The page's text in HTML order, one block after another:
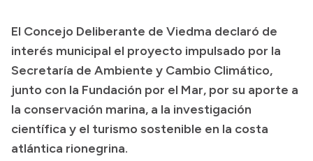
Presupuesto
Boletín Oficial
Compras y licitaciones
Consulta de expedientes
Consulta de pago a proveedores
Convocatorias
El Concejo Deliberante de Viedma declaró de
interés municipal el proyecto impulsado por la
Secretaría de Ambiente y Cambio Climático,
junto con la Fundación por el Mar, por su aporte a
la conservación marina, a la investigación
científica y el turismo sostenible en la costa
atlántica rionegrina.